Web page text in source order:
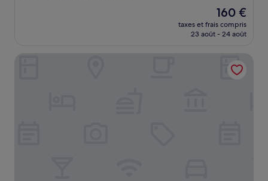
Le
nouveau
prix
de
160 €
160 €
taxes et frais compris
23 août - 24 août